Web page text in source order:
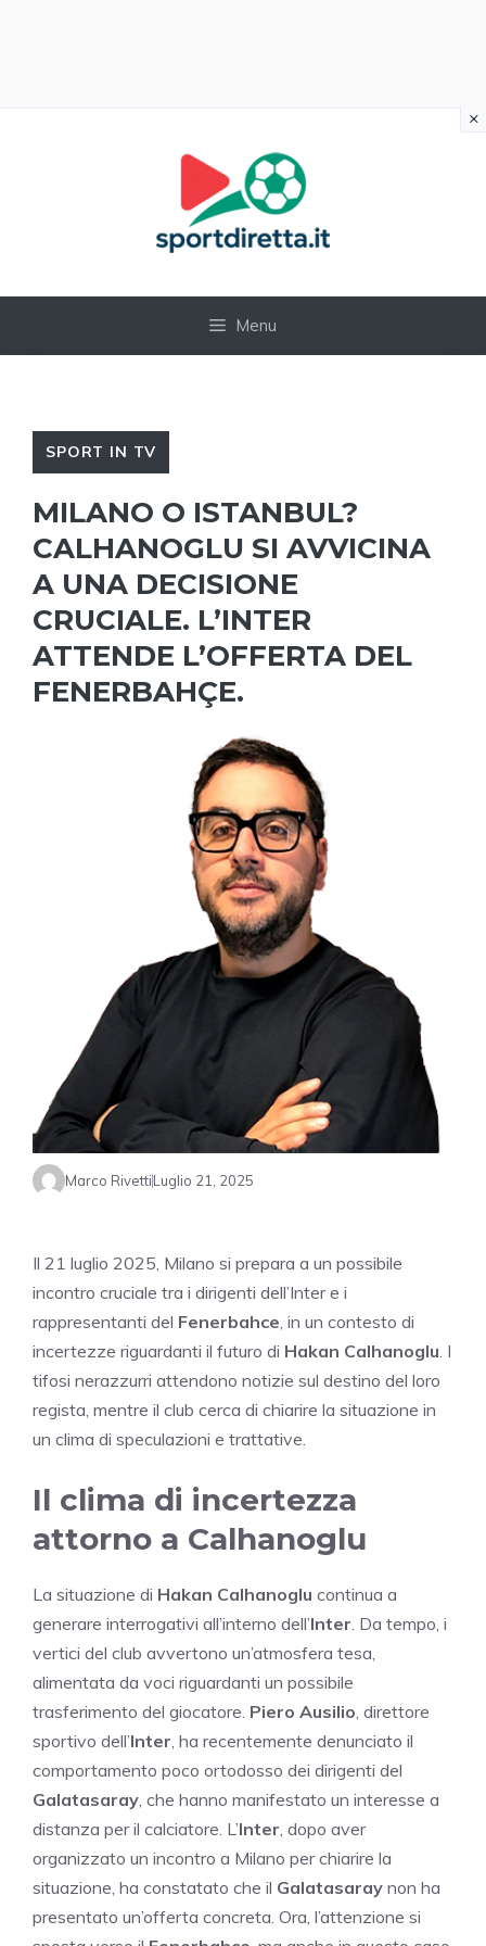
Menu
SPORT IN TV
MILANO O ISTANBUL?
CALHANOGLU SI AVVICINA
A UNA DECISIONE
CRUCIALE. L’INTER
ATTENDE L’OFFERTA DEL
FENERBAHÇE.
Marco RivettiLuglio 21, 2025
Il 21 luglio 2025, Milano si prepara a un possibile
incontro cruciale tra i dirigenti dell’Inter e i
rappresentanti del Fenerbahce, in un contesto di
incertezze riguardanti il futuro di Hakan Calhanoglu. I
tifosi nerazzurri attendono notizie sul destino del loro
regista, mentre il club cerca di chiarire la situazione in
un clima di speculazioni e trattative.
Il clima di incertezza
attorno a Calhanoglu
La situazione di Hakan Calhanoglu continua a
generare interrogativi all’interno dell’Inter. Da tempo, i
vertici del club avvertono un’atmosfera tesa,
alimentata da voci riguardanti un possibile
trasferimento del giocatore. Piero Ausilio, direttore
sportivo dell’Inter, ha recentemente denunciato il
comportamento poco ortodosso dei dirigenti del
Galatasaray, che hanno manifestato un interesse a
distanza per il calciatore. L’Inter, dopo aver
organizzato un incontro a Milano per chiarire la
situazione, ha constatato che il Galatasaray non ha
presentato un’offerta concreta. Ora, l’attenzione si
×